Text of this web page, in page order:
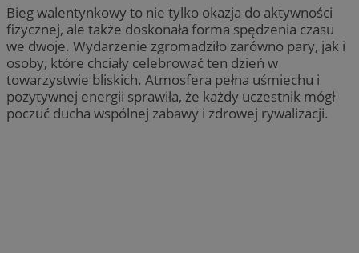
Bieg walentynkowy to nie tylko okazja do aktywności
fizycznej, ale także doskonała forma spędzenia czasu
we dwoje. Wydarzenie zgromadziło zarówno pary, jak i
osoby, które chciały celebrować ten dzień w
towarzystwie bliskich. Atmosfera pełna uśmiechu i
pozytywnej energii sprawiła, że każdy uczestnik mógł
poczuć ducha wspólnej zabawy i zdrowej rywalizacji.